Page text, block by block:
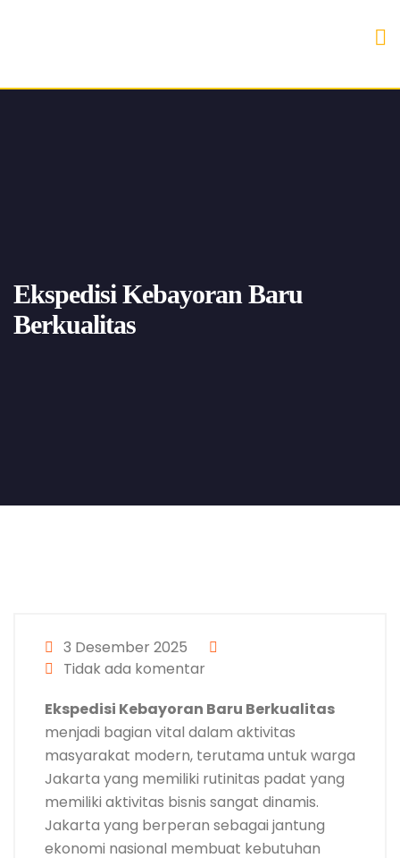
Ekspedisi Kebayoran Baru
Berkualitas
3 Desember 2025
Tidak ada komentar
Ekspedisi Kebayoran Baru Berkualitas
menjadi bagian vital dalam aktivitas
masyarakat modern, terutama untuk warga
Jakarta yang memiliki rutinitas padat yang
memiliki aktivitas bisnis sangat dinamis.
Jakarta yang berperan sebagai jantung
ekonomi nasional membuat kebutuhan